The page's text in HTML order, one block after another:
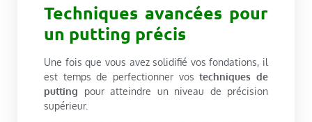
Techniques avancées pour
un putting précis
Une fois que vous avez solidifié vos fondations, il
est temps de perfectionner vostechniques de
putting pour atteindre un niveau de précision
supérieur.